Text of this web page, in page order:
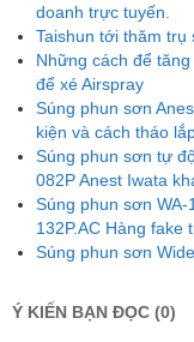
doanh trực tuyến.
Taishun tới thăm trụ
Những cách để
để xé Airspray
Súng phun sơn
kiện và cách tháo
Súng phun sơn tự
082P Anest Iwata
Súng phun sơn WA-
132P.AC Hàng fake
Súng phun sơn
Ý KIẾN BẠN ĐỌC (0)